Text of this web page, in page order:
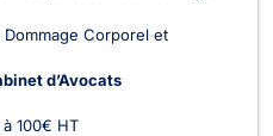
Dommage Corporel et
d’Avocats
100€ HT